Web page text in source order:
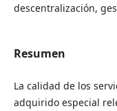
descentralización,
Resumen
La calidad de los
adquirido especial